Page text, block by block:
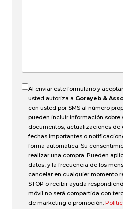
Al enviar este formulario y
usted autoriza a Gorayeb &
con usted por SMS al número
pueden incluir información sobre
documentos, actualizaciones de
fechas importantes o
forma automática. Su
realizar una compra. Pueden
datos, y la frecuencia de los
cancelar en cualquier momento
STOP o recibir ayuda
móvil no será compartida con
de marketing o promoción.